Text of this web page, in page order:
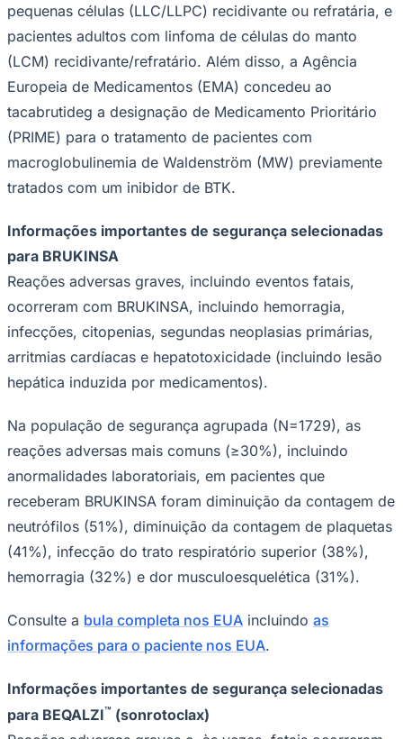
Cruzeiro
pequenas células (LLC/LLPC) recidivante ou refratária, e
pacientes adultos com linfoma de células do manto
(LCM) recidivante/refratário. Além disso, a Agência
Europeia de Medicamentos (EMA) concedeu ao
tacabrutideg a designação de Medicamento Prioritário
(PRIME) para o tratamento de pacientes com
macroglobulinemia de Waldenström (MW) previamente
tratados com um inibidor de BTK.
Informações importantes de segurança selecionadas
para BRUKINSA
Reações adversas graves, incluindo eventos fatais,
ocorreram com BRUKINSA, incluindo hemorragia,
infecções, citopenias, segundas neoplasias primárias,
arritmias cardíacas e hepatotoxicidade (incluindo lesão
hepática induzida por medicamentos).
Na população de segurança agrupada (N=1729), as
reações adversas mais comuns (≥30%), incluindo
anormalidades laboratoriais, em pacientes que
receberam BRUKINSA foram diminuição da contagem de
neutrófilos (51%), diminuição da contagem de plaquetas
(41%), infecção do trato respiratório superior (38%),
hemorragia (32%) e dor musculoesquelética (31%).
Consulte a bula completa nos EUA incluindo as
informações para o paciente nos EUA.
Informações importantes de segurança selecionadas
para BEQALZI™ (sonrotoclax)